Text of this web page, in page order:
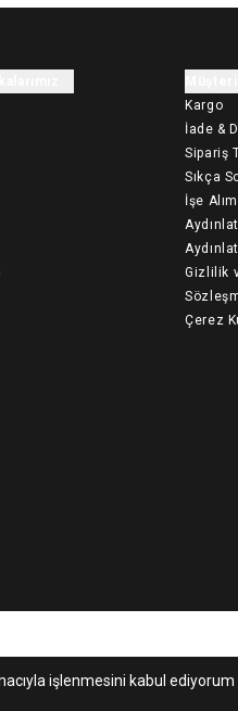
Kargo
İade &
Sipariş
Sıkça
İşe
Gizlilik
Çerez
işlenmesini kabul